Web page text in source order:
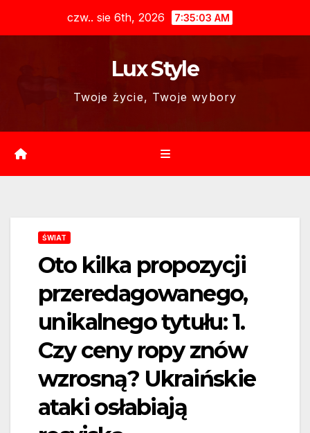
czw.. sie 6th, 2026 7:35:04 AM
Lux Style
Twoje życie, Twoje wybory
ŚWIAT
Oto kilka propozycji
przeredagowanego,
unikalnego tytułu: 1.
Czy ceny ropy znów
wzrosną? Ukraińskie
ataki osłabiają